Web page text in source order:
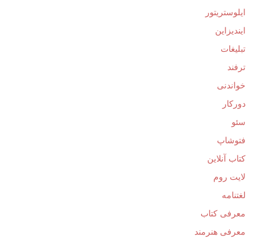
ایلوستریتور
ایندیزاین
تبلیغات
ترفند
خواندنی
دورکار
سئو
فتوشاپ
کتاب آنلاین
لایت روم
لغتنامه
معرفی کتاب
معرفی هنرمند